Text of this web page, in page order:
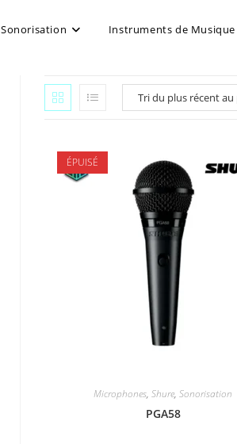
Sonorisation Instruments de Musique
ÉPUISÉ
Microphones,Shure,Sonorisation
PGA58